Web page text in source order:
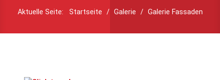
Aktuelle Seite: Startseite Galerie Galerie Fassaden